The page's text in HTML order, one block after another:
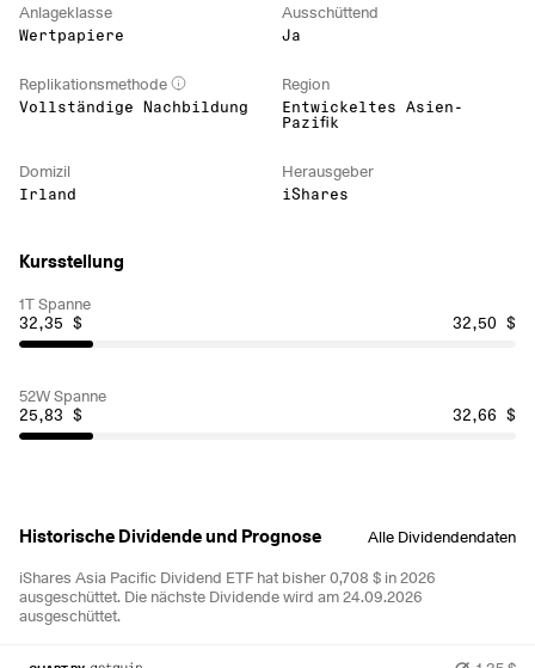
Anlageklasse
Wertpapiere
Ausschüttend
Ja
Replikationsmethode
Vollständige Nachbildung
Region
Entwickeltes Asien-
Pazifik
Domizil
Irland
Herausgeber
iShares
Historische Dividende und Prognose Alle Dividendendaten
iShares Asia Pacific Dividend ETF hat bisher 0,708 $ in 2026
ausgeschüttet. Die nächste Dividende wird am 24.09.2026
ausgeschüttet.
Kursstellung
1T Spanne
32,35 $
32,50 $
52W Spanne
25,83 $
32,66 $